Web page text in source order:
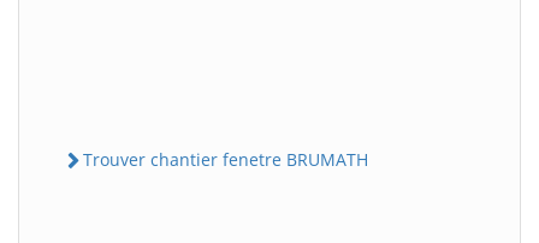
Trouver chantier fenetre BRUMATH